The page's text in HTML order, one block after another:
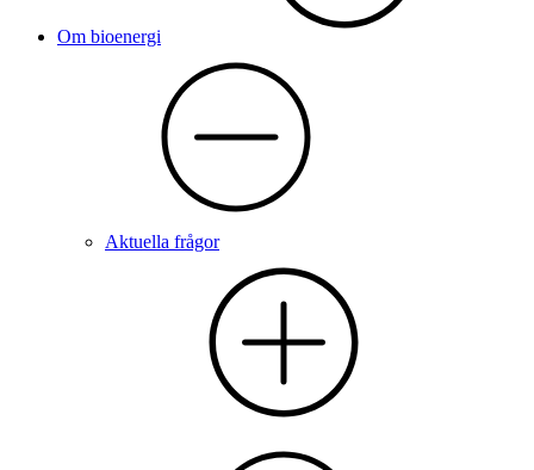
Om bioenergi
Aktuella frågor